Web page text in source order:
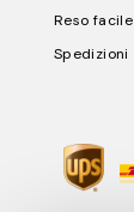
Reso facile
Spedizioni